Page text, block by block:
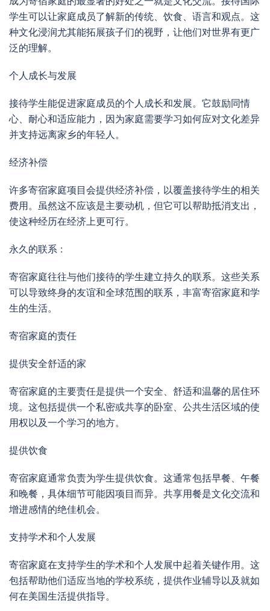
学生可以让家庭成员了解新的传统、饮食、语言和观点。这
种文化浸润尤其能拓展孩子们的视野，让他们对世界有更广
泛的理解。
个人成长与发展
接待学生能促进家庭成员的个人成长和发展。它鼓励同情
心、耐心和适应能力，因为家庭需要学习如何应对文化差异
并支持远离家乡的年轻人。
经济补偿
许多寄宿家庭项目会提供经济补偿，以覆盖接待学生的相关
费用。虽然这不应该是主要动机，但它可以帮助抵消支出，
使这种经历在经济上更可行。
永久的联系 :
寄宿家庭往往与他们接待的学生建立持久的联系。这些关系
可以导致终身的友谊和全球范围的联系，丰富寄宿家庭和学
生的生活。
寄宿家庭的责任
提供安全舒适的家
寄宿家庭的主要责任是提供一个安全、舒适和温馨的居住环
境。这包括提供一个私密或共享的卧室、公共生活区域的使
用权以及一个学习的地方。
提供饮食
寄宿家庭通常负责为学生提供饮食。这通常包括早餐、午餐
和晚餐，具体细节可能因项目而异。共享用餐是文化交流和
增进感情的绝佳机会。
支持学术和个人发展
寄宿家庭在支持学生的学术和个人发展中起着关键作用。这
包括帮助他们适应当地的学校系统，提供作业辅导以及就如
何在美国生活提供指导。